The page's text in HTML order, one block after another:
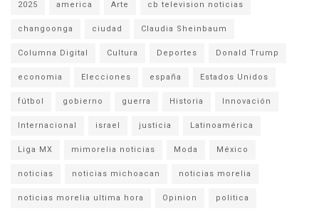
2025 america Arte cb television noticias
changoonga ciudad Claudia Sheinbaum
Columna Digital Cultura Deportes Donald Trump
economia Elecciones españa Estados Unidos
fútbol gobierno guerra Historia Innovación
Internacional israel justicia Latinoamérica
Liga MX mimorelia noticias Moda México
noticias noticias michoacan noticias morelia
noticias morelia ultima hora Opinion politica